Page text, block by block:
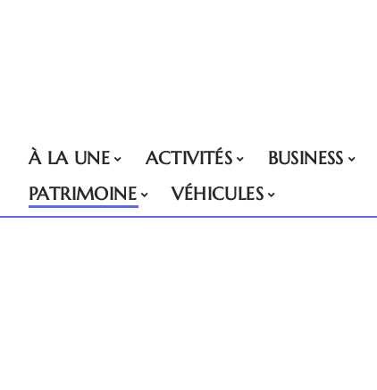
À LA UNE ACTIVITÉS BUSINESS
PATRIMOINE
VÉHICULES